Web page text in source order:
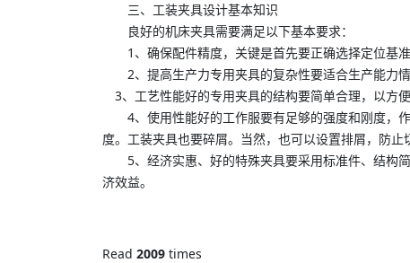
三、工装夹具设计基本知识
良好的机床夹具需要满足以下基本要求：
1、确保配件精度，关键是首先要正确选择定位基准
2、提高生产力专用夹具的复杂性要适合生产能力情
3、工艺性能好的专用夹具的结构要简单合理，以方
4、使用性能好的工作服要有足够的强度和刚度，作
度。工装夹具也要碎屑。当然，也可以设置排屑，防
5、经济实惠、好的特殊夹具要采用标准件、结构简
济效益。
Read 2009 times